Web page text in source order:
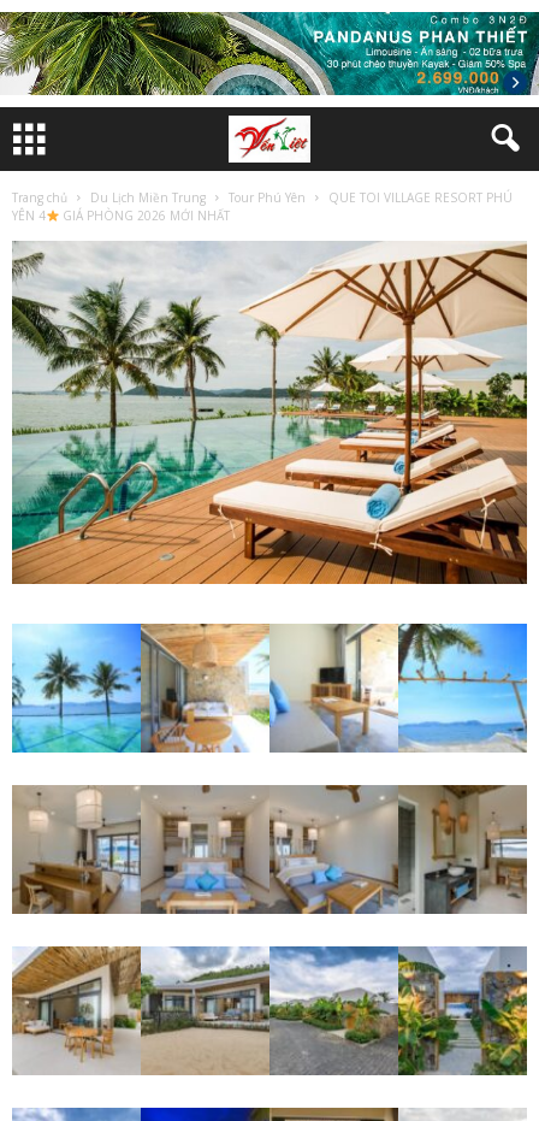
Trang chủ Du Lịch Miền Trung Tour Phú Yên
QUE TOI VILLAGE RESORT PHÚ
YÊN 4
GIÁ PHÒNG 2026 MỚI NHẤT